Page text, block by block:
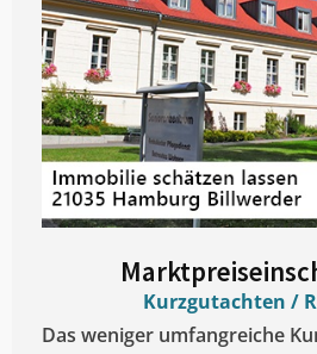
Kurzgutachten /
Das weniger umfangreiche